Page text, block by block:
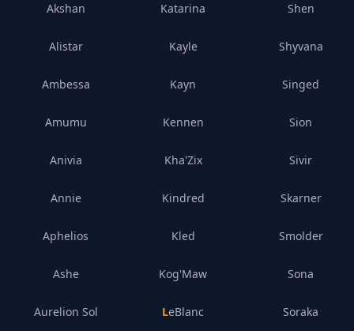
Akshan
Alistar
Ambessa
Amumu
Anivia
Annie
Aphelios
Ashe
Aurelion Sol
Katarina
Kayle
Kayn
Kennen
Kha'Zix
Kindred
Kled
Kog'Maw
LeBlanc
Shen
Shyvana
Singed
Sion
Sivir
Skarner
Smolder
Sona
Soraka